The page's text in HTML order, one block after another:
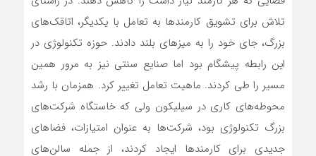
تلاش برای تشویق کارمندها به تعامل با یکدیگر، اتاقک‌‌‌های
بزرگ، جای خود را به میزهای بلند دادند. حوزه تکنولوژی در
این رابطه پیشگام بود اما صنایع سنتی نیز به مرور همین
مسیر را طی کردند. ماهیت تعامل تغییر کرد. همزمان با رشد
محوطه‌‌‌های کاری در سیلیکون ولی که خاستگاه شرکت‌های
بزرگ تکنولوژی بود، شرکت‌ها به عنوان امتیازات، فضاهای
جدیدی برای کارمندها ایجاد کردند، از جمله سالن‌‌‌های